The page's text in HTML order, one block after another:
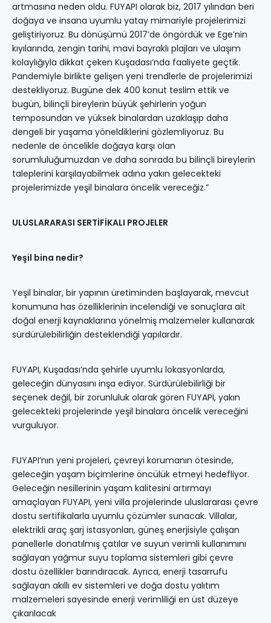
artmasına neden oldu. FUYAPI olarak biz, 2017 yılından beri
doğaya ve insana uyumlu yatay mimariyle projelerimizi
geliştiriyoruz. Bu dönüşümü 2017’de öngördük ve Ege’nin
kıyılarında, zengin tarihi, mavi bayraklı plajları ve ulaşım
kolaylığıyla dikkat çeken Kuşadası’nda faaliyete geçtik.
Pandemiyle birlikte gelişen yeni trendlerle de projelerimizi
destekliyoruz. Bugüne dek 400 konut teslim ettik ve
bugün, bilinçli bireylerin büyük şehirlerin yoğun
temposundan ve yüksek binalardan uzaklaşıp daha
dengeli bir yaşama yöneldiklerini gözlemliyoruz. Bu
nedenle de öncelikle doğaya karşı olan
sorumluluğumuzdan ve daha sonrada bu bilinçli bireylerin
taleplerini karşılayabilmek adına yakın gelecekteki
projelerimizde yeşil binalara öncelik vereceğiz.”
ULUSLARARASI SERTİFİKALI PROJELER
Yeşil bina nedir?
Yeşil binalar, bir yapının üretiminden başlayarak, mevcut
konumuna has özelliklerinin incelendiği ve sonuçlara ait
doğal enerji kaynaklarına yönelmiş malzemeler kullanarak
sürdürülebilirliğin desteklendiği yapılardır.
FUYAPI, Kuşadası’nda şehirle uyumlu lokasyonlarda,
geleceğin dünyasını inşa ediyor. Sürdürülebilirliği bir
seçenek değil, bir zorunluluk olarak gören FUYAPI, yakın
gelecekteki projelerinde yeşil binalara öncelik vereceğini
vurguluyor.
FUYAPI’nın yeni projeleri, çevreyi korumanın ötesinde,
geleceğin yaşam biçimlerine öncülük etmeyi hedefliyor.
Geleceğin nesillerinin yaşam kalitesini artırmayı
amaçlayan FUYAPI, yeni villa projelerinde uluslararası çevre
dostu sertifikalarla uyumlu çözümler sunacak. Villalar,
elektrikli araç şarj istasyonları, güneş enerjisiyle çalışan
panellerle donatılmış çatılar ve suyun verimli kullanımını
sağlayan yağmur suyu toplama sistemleri gibi çevre
dostu özellikler barındıracak. Ayrıca, enerji tasarrufu
sağlayan akıllı ev sistemleri ve doğa dostu yalıtım
malzemeleri sayesinde enerji verimliliği en üst düzeye
çıkarılacak